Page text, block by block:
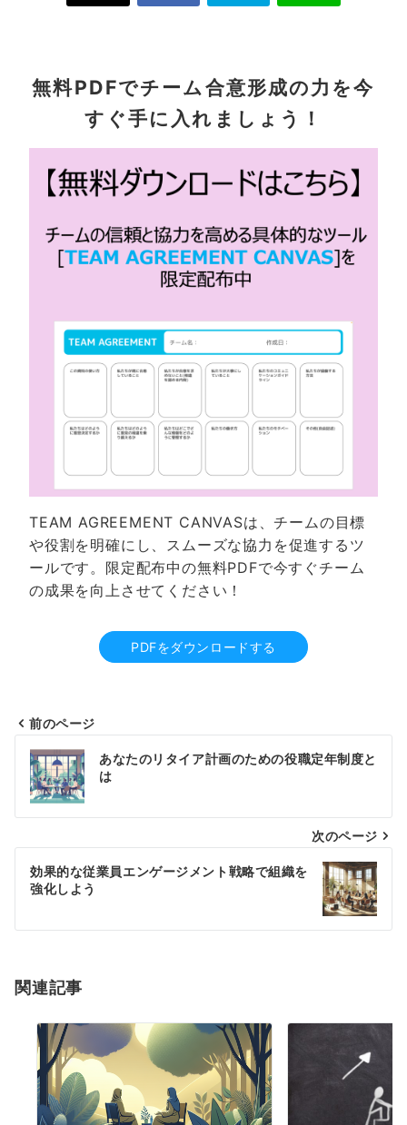
無料PDFでチーム合意形成の力を今
すぐ手に入れましょう！
TEAM AGREEMENT CANVASは、チームの目標
や役割を明確にし、スムーズな協力を促進するツ
ールです。限定配布中の無料PDFで今すぐチーム
の成果を向上させてください！
PDFをダウンロードする
投
稿
ナ
ビ
ゲ
ー
シ
ン
前のページ
あなたのリタイア計画のための役職定年制度と
は
次のページ
効果的な従業員エンゲージメント戦略で組織を
強化しよう
関連記事